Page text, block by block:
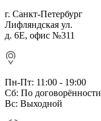
г. Санкт-Петербург
Лифляндская ул.
д. 6Е, офис №311
Пн-Пт: 11:00 - 19:00
Сб: По договорённости
Вс: Выходной